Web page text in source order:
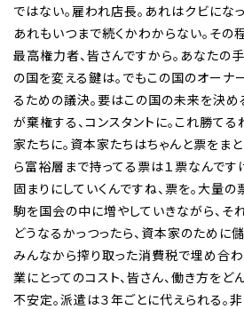
ではない。雇われ店長。あれはクビにな
あれもいつまで続くかわからない。その
最高権力者、皆さんですから。あなたの
の国を変える鍵は。でもこの国のオーナ
るための議決。要はこの国の未来を決
が棄権する、コンスタントに。これ勝て
家たちに。資本家たちはちゃんと票をま
ら富裕層まで持ってる票は１票なんです
固まりにしていくんですね、票を。大量
駒を国会の中に増やしていきながら、そ
どうなるかっつったら、資本家のために
みんなから搾り取った消費税で埋め合
業にとってのコスト、皆さん、働き方をど
不安定。派遣は３年ごとに代えられる。